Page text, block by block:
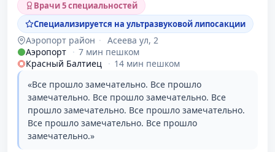
Врачи 5 специальностей
Специализируется на ультразвуковой липосакции
Аэропорт район · Асеева ул, 2
Аэропорт · 7 мин пешком
Красный Балтиец · 14 мин пешком
«Все прошло замечательно. Все прошло
замечательно. Все прошло замечательно. Все
прошло замечательно. Все прошло замечательно.
Все прошло замечательно. Все прошло
замечательно.»